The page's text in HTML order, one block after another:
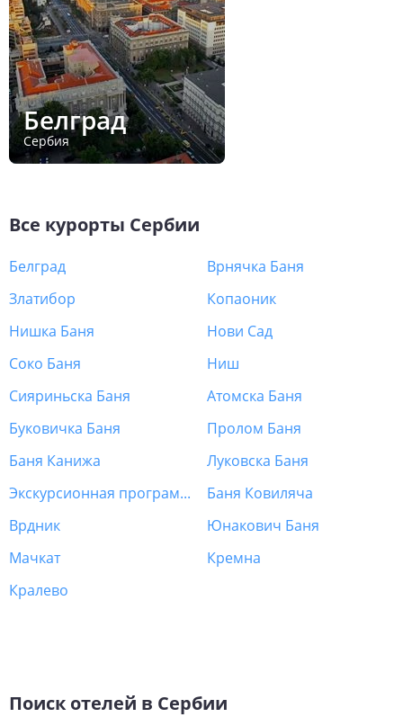
Белград
Сербия
Все курорты Сербии
Белград
Врнячка Баня
Златибор
Копаоник
Нишка Баня
Нови Сад
Соко Баня
Ниш
Сияриньска Баня
Атомска Баня
Буковичка Баня
Пролом Баня
Баня Канижа
Луковска Баня
Экскурсионная программа Сербия
Баня Ковиляча
Врдник
Юнакович Баня
Мачкат
Кремна
Кралево
Поиск отелей в Сербии